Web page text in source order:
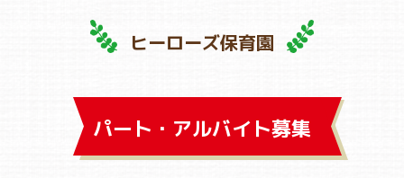
ヒーローズ保育園
ヒーローズ保育園
パート・アルバイト募集